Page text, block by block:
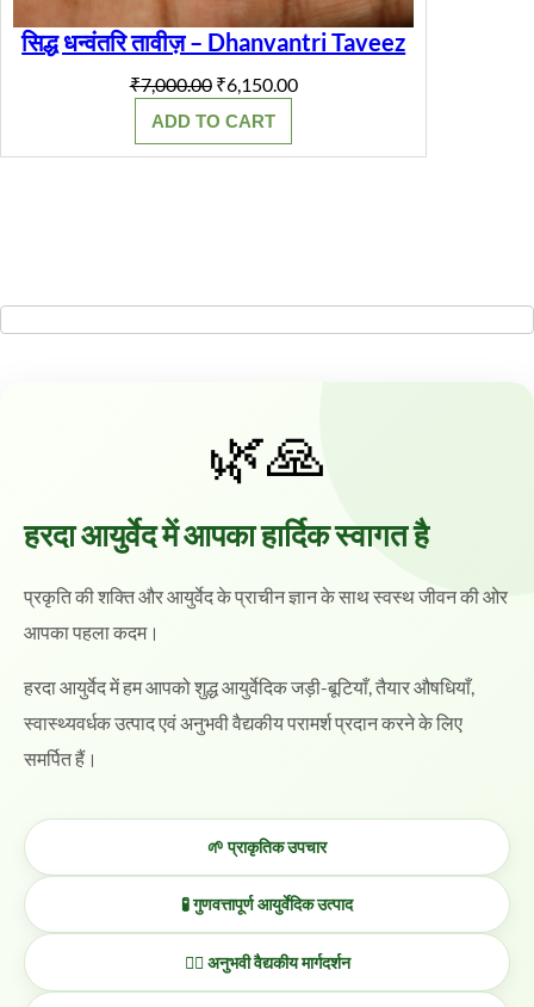
सिद्ध धन्वंतरि तावीज़ – Dhanvantri Taveez
₹7,000.00 Original
price
was:
₹7,000.00.
₹6,150.00Current
ADD TO CART
🌿🙏
हरदा आयुर्वेद में आपका हार्दिक स्वागत है
प्रकृति की शक्ति और आयुर्वेद के प्राचीन ज्ञान के साथ स्वस्थ जीवन की ओर
आपका पहला कदम।
हरदा आयुर्वेद में हम आपको शुद्ध आयुर्वेदिक जड़ी-बूटियाँ, तैयार औषधियाँ,
स्वास्थ्यवर्धक उत्पाद एवं अनुभवी वैद्यकीय परामर्श प्रदान करने के लिए
समर्पित हैं।
🌱 प्राकृतिक उपचार
🧪 गुणवत्तापूर्ण आयुर्वेदिक उत्पाद
👨‍⚕️ अनुभवी वैद्यकीय मार्गदर्शन